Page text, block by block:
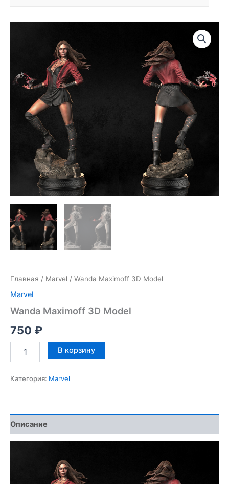
Главная / Marvel / Wanda Maximoff 3D Model
Marvel
Wanda Maximoff 3D Model
750 ₽
Количество
товара
Maximoff
В корзину
Категория: Marvel
Описание